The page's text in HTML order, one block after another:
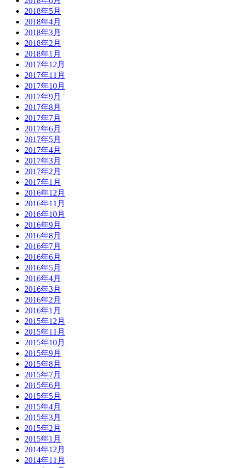
2018年5月
2018年4月
2018年3月
2018年2月
2018年1月
2017年12月
2017年11月
2017年10月
2017年9月
2017年8月
2017年7月
2017年6月
2017年5月
2017年4月
2017年3月
2017年2月
2017年1月
2016年12月
2016年11月
2016年10月
2016年9月
2016年8月
2016年7月
2016年6月
2016年5月
2016年4月
2016年3月
2016年2月
2016年1月
2015年12月
2015年11月
2015年10月
2015年9月
2015年8月
2015年7月
2015年6月
2015年5月
2015年4月
2015年3月
2015年2月
2015年1月
2014年12月
2014年11月